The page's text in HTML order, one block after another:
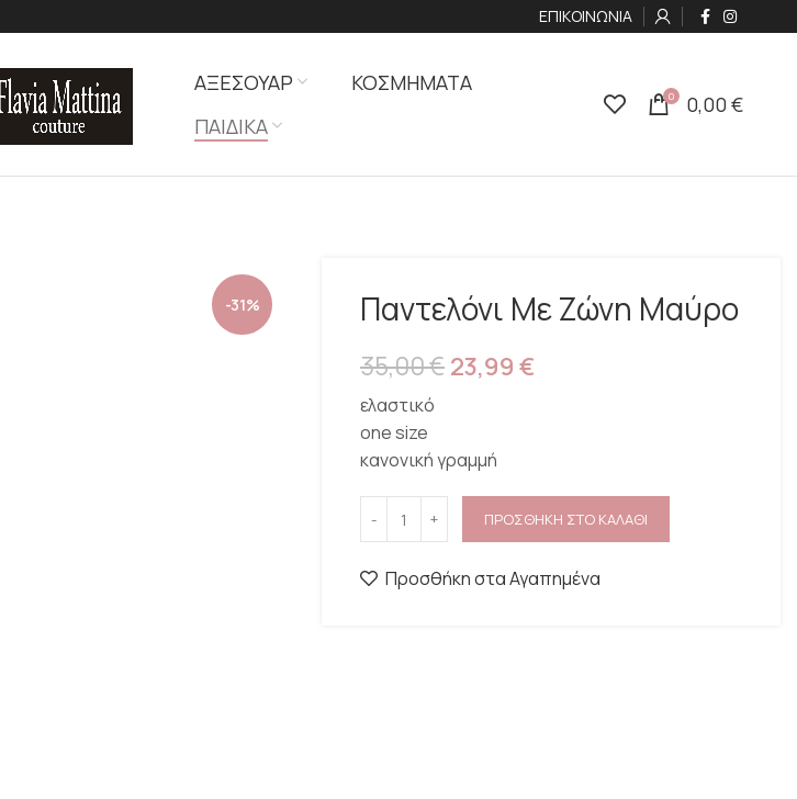
ΕΠΙΚΟΙΝΩΝΙΑ
ΑΞΕΣΟΥΑΡ
ΚΟΣΜΗΜΑΤΑ
ΠΑΙΔΙΚΑ
0 0,00€
-31% Παντελόνι Με Ζώνη Mαύρο
35,00€ 23,99 €
ελαστικό
one size
κανονική γραμμή
ΠΡΟΣΘΗΚΗ ΣΤΟ ΚΑΛΑΘΙ
Προσθήκη στα Αγαπημένα